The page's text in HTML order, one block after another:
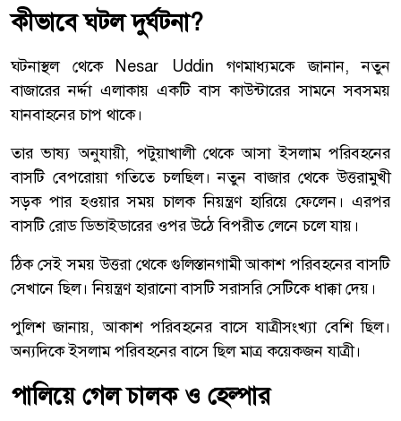
কীভাবে ঘটল দুর্ঘটনা?
ঘটনাস্থল থেকে Nesar Uddin গণমাধ্যমকে জানান, নতুন
বাজারের নর্দ্দা এলাকায় একটি বাস কাউন্টারের সামনে সবসময়
যানবাহনের চাপ থাকে।
তার ভাষ্য অনুযায়ী, পটুয়াখালী থেকে আসা ইসলাম পরিবহনের
বাসটি বেপরোয়া গতিতে চলছিল। নতুন বাজার থেকে উত্তরামুখী
সড়ক পার হওয়ার সময় চালক নিয়ন্ত্রণ হারিয়ে ফেলেন। এরপর
বাসটি রোড ডিভাইডারের ওপর উঠে বিপরীত লেনে চলে যায়।
ঠিক সেই সময় উত্তরা থেকে গুলিস্তানগামী আকাশ পরিবহনের বাসটি
সেখানে ছিল। নিয়ন্ত্রণ হারানো বাসটি সরাসরি সেটিকে ধাক্কা দেয়।
পুলিশ জানায়, আকাশ পরিবহনের বাসে যাত্রীসংখ্যা বেশি ছিল।
অন্যদিকে ইসলাম পরিবহনের বাসে ছিল মাত্র কয়েকজন যাত্রী।
পালিয়ে গেল চালক ও হেল্পার